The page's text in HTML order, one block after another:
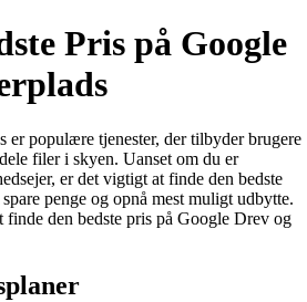
Pris på Google
er populære tjenester, der tilbyder brugere
filer i skyen. Uanset om du er
er det vigtigt at finde den bedste
penge og opnå mest muligt udbytte.
den bedste pris på Google Drev og